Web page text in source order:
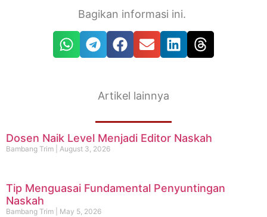
Bagikan informasi ini.
Artikel lainnya
Dosen Naik Level Menjadi Editor Naskah
Bambang Trim August 3, 2026
Tip Menguasai Fundamental Penyuntingan
Naskah
Bambang Trim May 5, 2026